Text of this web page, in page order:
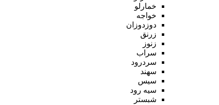
خمارلو
خواجه
دوزدوزان
زرنق
زنوز
سراب
سردرود
سهند
سیس
سیه رود
شبستر